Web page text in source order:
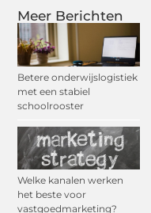
Meer Berichten
Betere onderwijslogistiek
met een stabiel
schoolrooster
Welke kanalen werken
het beste voor
vastgoedmarketing?